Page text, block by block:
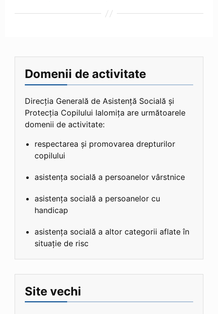
Domenii de activitate
Direcția Generală de Asistență Socială și
Protecția Copilului Ialomița are următoarele
domenii de activitate:
respectarea și promovarea drepturilor
copilului
asistența socială a persoanelor vârstnice
asistența socială a persoanelor cu
handicap
asistența socială a altor categorii aflate în
situație de risc
Site vechi